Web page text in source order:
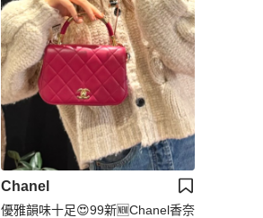
Chanel
優雅韻味十足😍99新🆕Chanel香奈